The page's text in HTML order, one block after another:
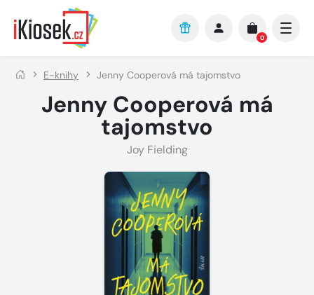
Přejít na hlavní obsah
0
E-knihy Jenny Cooperová má tajomstvo
Jenny Cooperová má
tajomstvo
Joy Fielding